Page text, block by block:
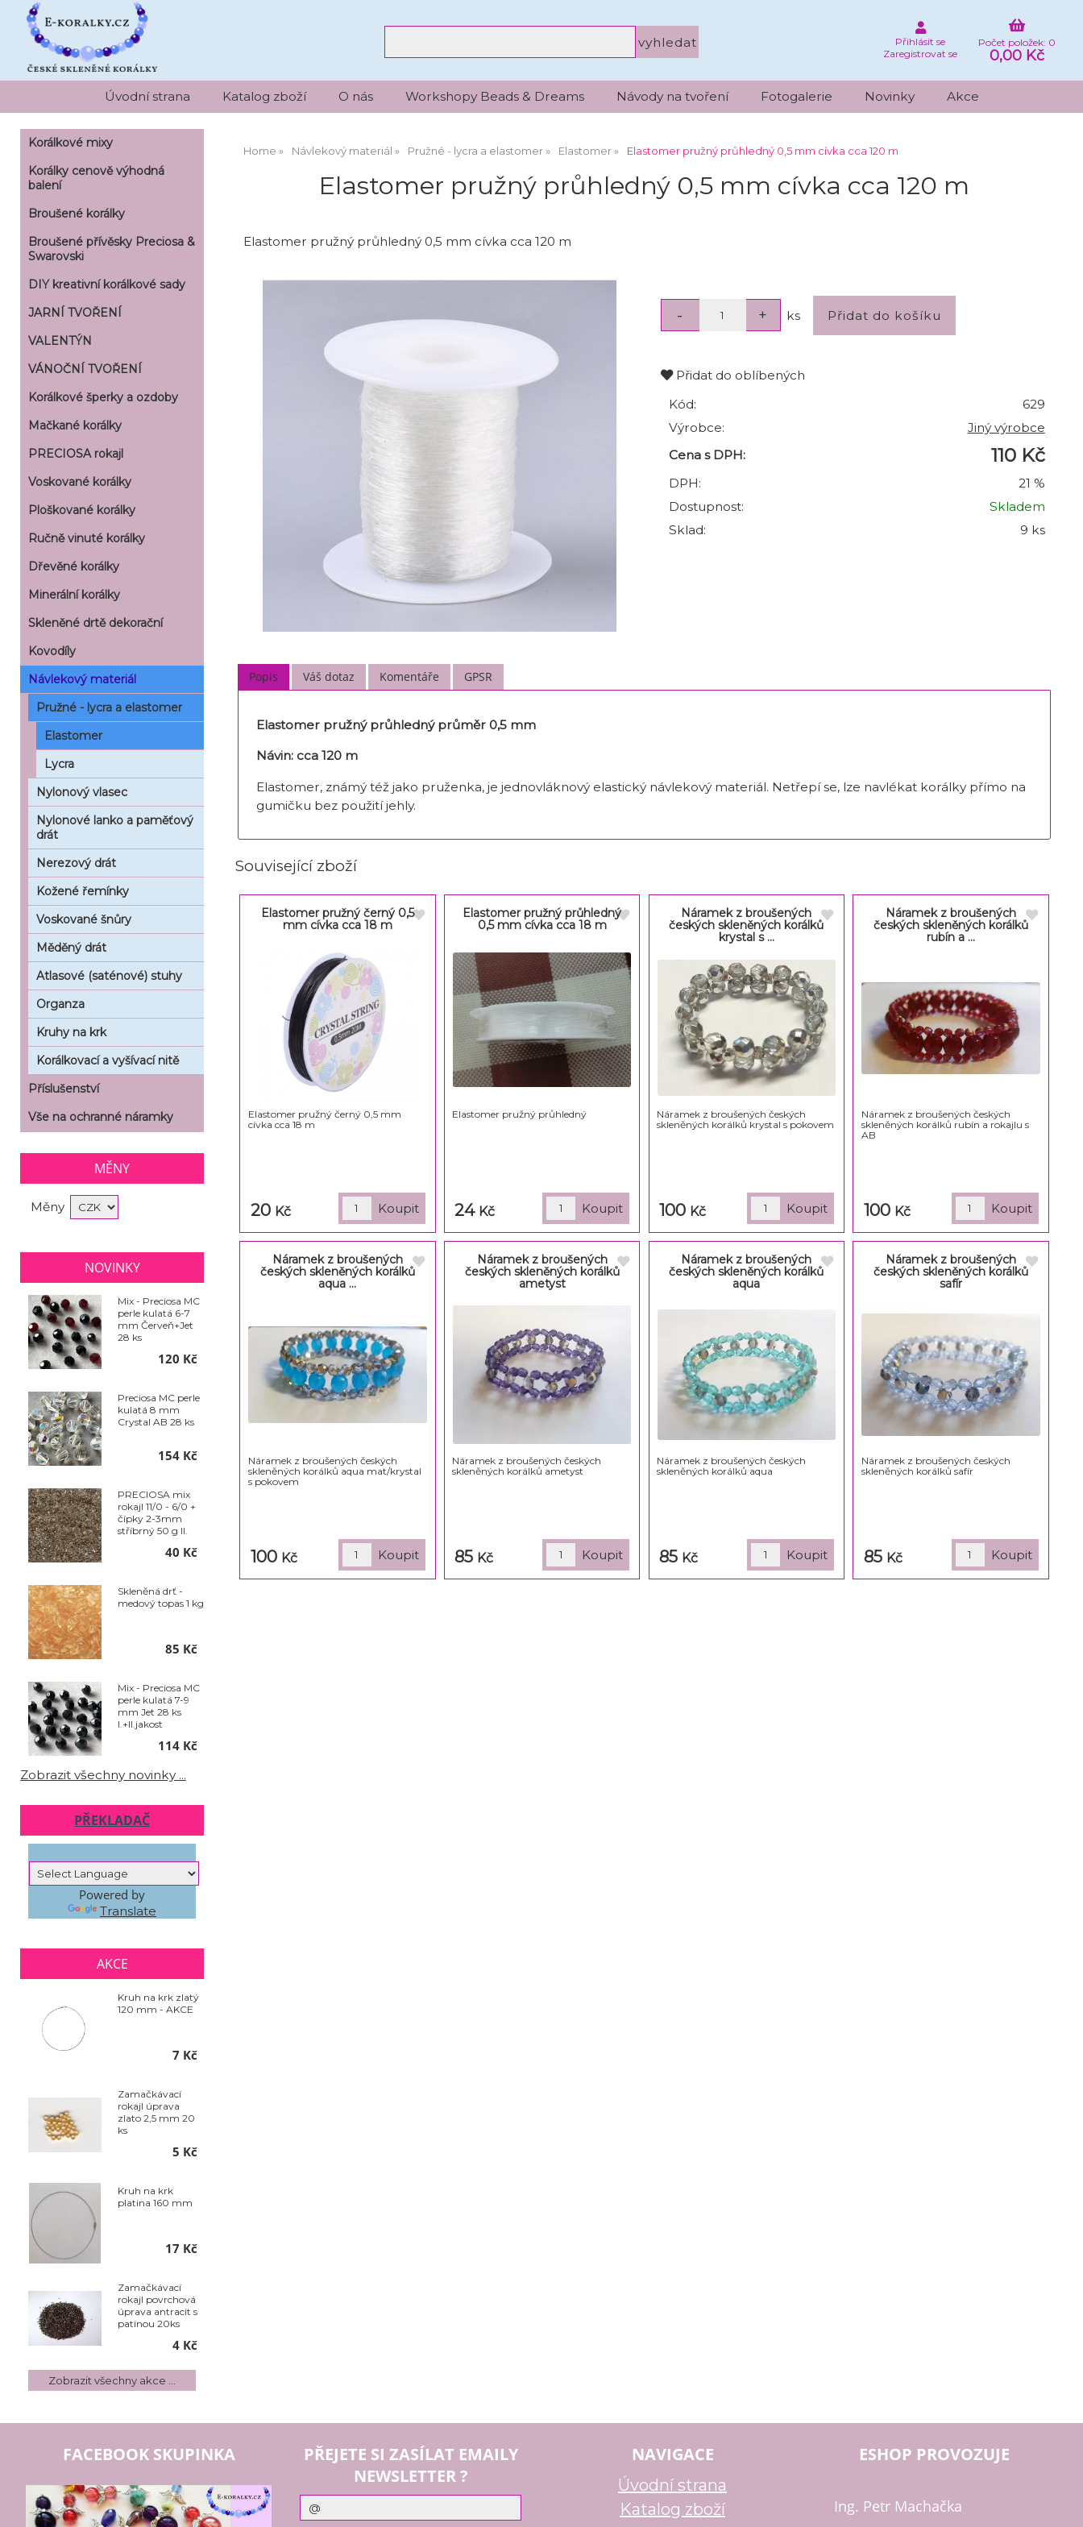
Počet položek: 0
0,00 Kč
Přihlásit se
Zaregistrovat se
Úvodní strana Katalog zboží O nás Workshopy Beads & Dreams Návody na tvoření Fotogalerie Novinky Akce
Home Návlekový materiál Pružné - lycra a elastomer Elastomer Elastomer pružný průhledný 0,5 mm cívka cca 120 m
Elastomer pružný průhledný 0,5 mm cívka cca 120 m
Elastomer pružný průhledný 0,5 mm cívka cca 120 m
ks
Přidat do oblíbených
Kód:
629
Výrobce:
Jiný výrobce
Cena s DPH:
110 Kč
DPH:
21 %
Dostupnost:
Skladem
Sklad:
9 ks
Popis Váš dotaz Komentáře GPSR
Elastomer pružný průhledný průměr 0,5 mm
Návin: cca 120 m
Elastomer, známý též jako pruženka, je jednovláknový elastický návlekový materiál. Netřepí se, lze navlékat korálky přímo na
gumičku bez použití jehly.
Související zboží
Elastomer pružný černý 0,5
mm cívka cca 18 m
Elastomer pružný černý 0,5 mm
cívka cca 18 m
20 Kč
Elastomer pružný průhledný
0,5 mm cívka cca 18 m
Elastomer pružný průhledný
24 Kč
Náramek z broušených
českých skleněných korálků
krystal s ...
Náramek z broušených českých
skleněných korálků krystal s pokovem
100 Kč
Náramek z broušených
českých skleněných korálků
rubín a ...
Náramek z broušených českých
skleněných korálků rubín a rokajlu s
AB
100 Kč
Náramek z broušených
českých skleněných korálků
aqua ...
Náramek z broušených českých
skleněných korálků aqua mat/krystal
s pokovem
100 Kč
Náramek z broušených
českých skleněných korálků
ametyst
Náramek z broušených českých
skleněných korálků ametyst
85 Kč
Náramek z broušených
českých skleněných korálků
aqua
Náramek z broušených českých
skleněných korálků aqua
85 Kč
Náramek z broušených
českých skleněných korálků
safír
Náramek z broušených českých
skleněných korálků safír
85 Kč
Korálkové mixy
Korálky cenově výhodná
balení
Broušené korálky
Broušené přívěsky Preciosa &
Swarovski
DIY kreativní korálkové sady
JARNÍ TVOŘENÍ
VALENTÝN
VÁNOČNÍ TVOŘENÍ
Korálkové šperky a ozdoby
Mačkané korálky
PRECIOSA rokajl
Voskované korálky
Ploškované korálky
Ručně vinuté korálky
Dřevěné korálky
Minerální korálky
Skleněné drtě dekorační
Kovodíly
Návlekový materiál
Pružné - lycra a elastomer
Elastomer
Lycra
Nylonový vlasec
Nylonové lanko a paměťový
drát
Nerezový drát
Kožené řemínky
Voskované šnůry
Měděný drát
Atlasové (saténové) stuhy
Organza
Kruhy na krk
Korálkovací a vyšívací nitě
Příslušenství
Vše na ochranné náramky
MĚNY
Měny
NOVINKY
Mix - Preciosa MC
perle kulatá 6-7
mm Červeň+Jet
28 ks
120 Kč
Preciosa MC perle
kulatá 8 mm
Crystal AB 28 ks
154 Kč
PRECIOSA mix
rokajl 11/0 - 6/0 +
čípky 2-3mm
stříbrný 50 g II.
40 Kč
Skleněná drť -
medový topas 1 kg
85 Kč
Mix - Preciosa MC
perle kulatá 7-9
mm Jet 28 ks
I.+II.jakost
114 Kč
Zobrazit všechny novinky ...
PŘEKLADAČ
Powered by
Translate
AKCE
Kruh na krk zlatý
120 mm - AKCE
7 Kč
Zamačkávací
rokajl úprava
zlato 2,5 mm 20
ks
5 Kč
Kruh na krk
platina 160 mm
17 Kč
Zamačkávací
rokajl povrchová
úprava antracit s
patinou 20ks
4 Kč
Zobrazit všechny akce ...
FACEBOOK SKUPINKA
PŘEJETE SI ZASÍLAT EMAILY
NEWSLETTER ?
NAVIGACE
Úvodní strana
Katalog zboží
ESHOP PROVOZUJE
Ing. Petr Machačka